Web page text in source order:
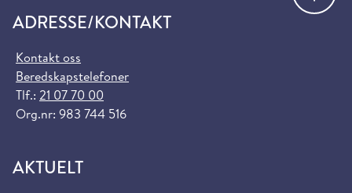
ADRESSE/KONTAKT
Kontakt oss
Beredskapstelefoner
Tlf.: 21 07 70 00
Org.nr: 983 744 516
AKTUELT